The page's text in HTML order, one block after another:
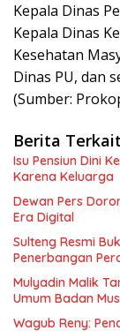
Kepala Dinas
Kepala Dinas
Kesehatan
Dinas PU, dan
(Sumber:
Berita Terkait
Isu Pensiun Dini
Karena Keluarga
Dewan Pers
Era Digital
Sulteng Resmi
Penerbangan
Mulyadin Malik
Umum Badan
Wagub Reny: